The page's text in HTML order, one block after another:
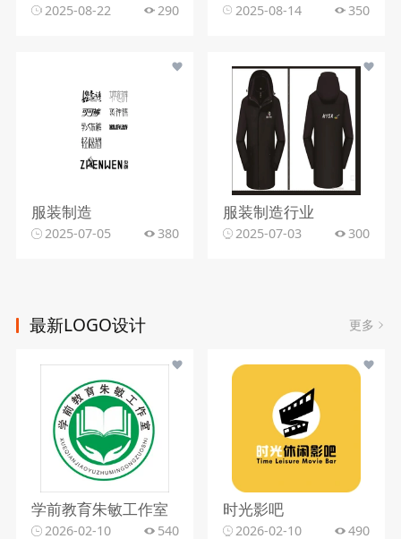
2025-08-22 290 2025-08-14 350
服装制造
2025-07-05 380
服装制造行业
2025-07-03 300
最新LOGO设计 更多
学前教育朱敏工作室
2026-02-10 540
时光影吧
2026-02-10 490